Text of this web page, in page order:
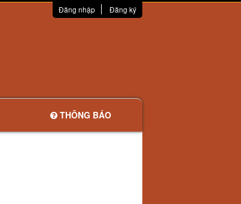
Đăng nhập Đăng ký
THÔNG BÁO